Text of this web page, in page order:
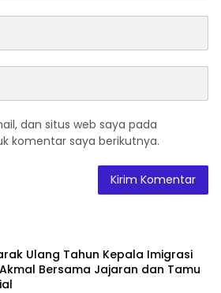
dan situs web saya pada
komentar saya berikutnya.
Ulang Tahun Kepala Imigrasi
Bersama Jajaran dan Tamu